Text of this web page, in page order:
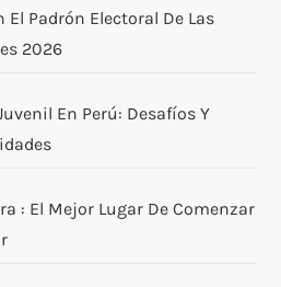
El Padrón Electoral De Las
2026
En Perú: Desafíos Y
: El Mejor Lugar De Comenzar